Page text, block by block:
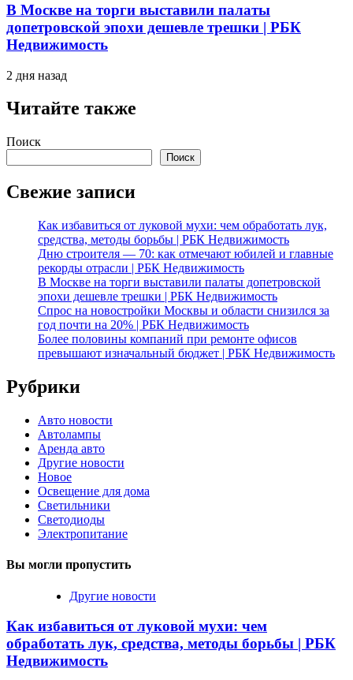
В Москве на торги выставили палаты
допетровской эпохи дешевле трешки | РБК
Недвижимость
2 дня назад
Читайте также
Поиск
Поиск
Свежие записи
Как избавиться от луковой мухи: чем обработать лук,
средства, методы борьбы | РБК Недвижимость
Дню строителя — 70: как отмечают юбилей и главные
рекорды отрасли | РБК Недвижимость
В Москве на торги выставили палаты допетровской
эпохи дешевле трешки | РБК Недвижимость
Спрос на новостройки Москвы и области снизился за
год почти на 20% | РБК Недвижимость
Более половины компаний при ремонте офисов
превышают изначальный бюджет | РБК Недвижимость
Рубрики
Авто новости
Автолампы
Аренда авто
Другие новости
Новое
Освещение для дома
Светильники
Светодиоды
Электропитание
Вы могли пропустить
Другие новости
Как избавиться от луковой мухи: чем
обработать лук, средства, методы борьбы | РБК
Недвижимость